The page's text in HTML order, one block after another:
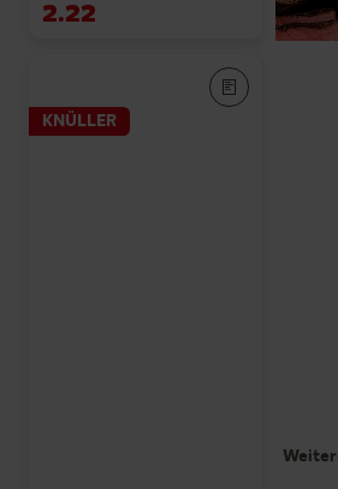
2.22
KNÜLLER